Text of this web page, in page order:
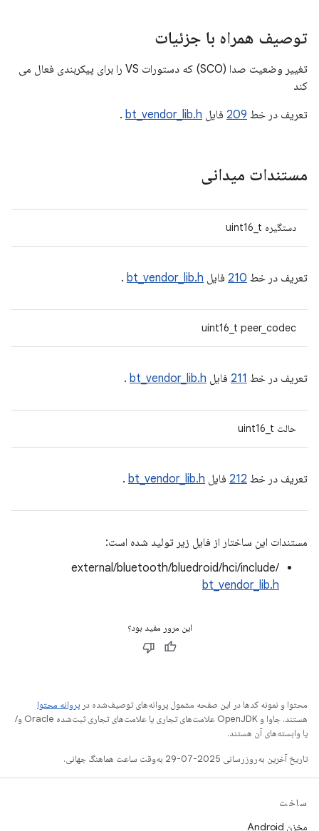
توصیف همراه با جزئیات
تغییر وضعیت صدا (SCO) که دستورات VS را برای پیکربندی فعال می
کند
تعریف در خط 209 فایل bt_vendor_lib.h
.
مستندات میدانی
دستگیره uint16_t
تعریف در خط 210 فایل bt_vendor_lib.h
.
uint16_t peer_codec
تعریف در خط 211 فایل bt_vendor_lib.h
.
حالت uint16_t
تعریف در خط 212 فایل bt_vendor_lib.h
.
مستندات این ساختار از فایل زیر تولید شده است:
external/bluetooth/bluedroid/hci/include/
bt_vendor_lib.h
این مرور مفید بود؟
محتوا و نمونه کدها در این صفحه مشمول پروانه‌های توصیف‌شده در پروانه محتوا
هستند. جاوا و OpenJDK علامت‌های تجاری یا علامت‌های تجاری ثبت‌شده Oracle و/
یا وابسته‌های آن هستند.
تاریخ آخرین به‌روزرسانی 2025-07-29 به‌وقت ساعت هماهنگ جهانی.
ساخت
مخزن Android